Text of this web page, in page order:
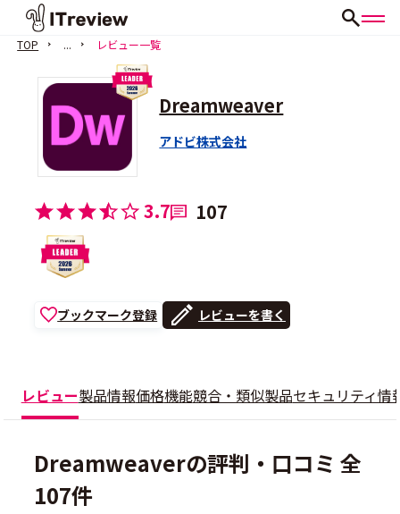
TOP ... レビュー一覧
Dreamweaver
アドビ株式会社
3.7 107
ブックマーク登録 レビューを書く
レビュー製品情報価格機能競合・類似製品セキュリティ情
Dreamweaverの評判・口コミ 全
107件